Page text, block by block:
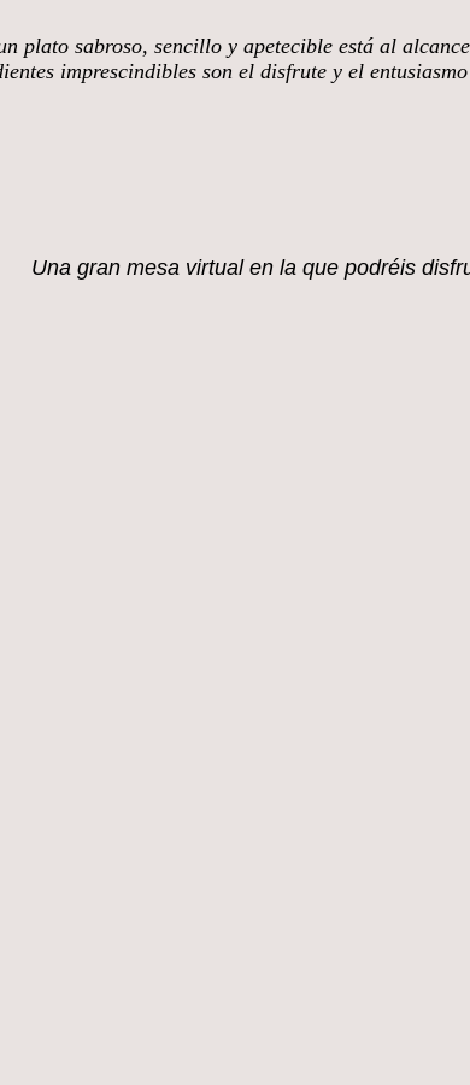
plato sabroso, sencillo y apetecible está al
imprescindibles son el disfrute y el
Una gran mesa virtual en la que podréis